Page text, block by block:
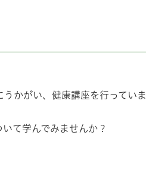
かがい、健康講座を行っていま
て学んでみませんか？